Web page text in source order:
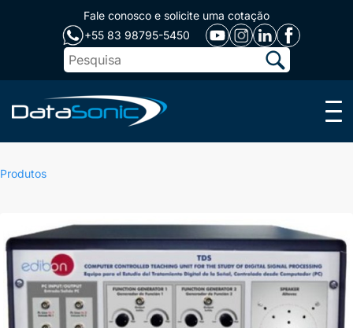
Fale conosco e solicite uma cotação
+55 83 98795-5450
Menu
Produtos